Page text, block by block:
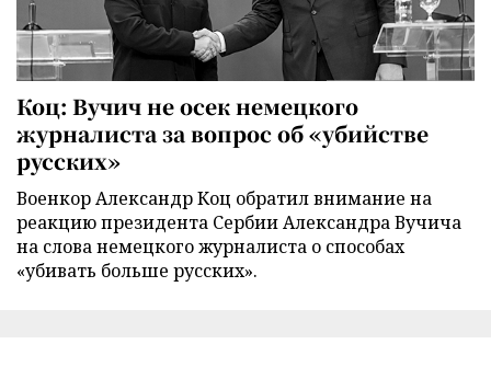
Коц: Вучич не осек немецкого
журналиста за вопрос об «убийстве
русских»
Военкор Александр Коц обратил внимание на
реакцию президента Сербии Александра Вучича
на слова немецкого журналиста о способах
«убивать больше русских».